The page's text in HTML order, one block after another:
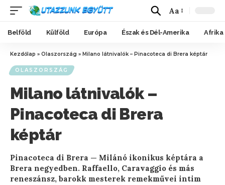
Aa
Belföld Külföld Európa Észak és Dél-Amerika Afrika
Kezdőlap » Olaszország » Milano látnivalók – Pinacoteca di Brera képtár
OLASZORSZÁG
Milano látnivalók –
Pinacoteca di Brera
képtár
Pinacoteca di Brera — Milánó ikonikus képtára a
Brera negyedben. Raffaello, Caravaggio és más
reneszánsz, barokk mesterek remekművei intim